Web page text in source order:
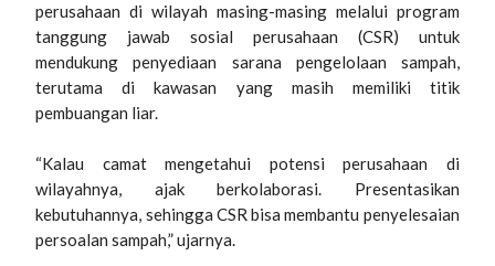
perusahaan di wilayah masing-masing melalui program
tanggung jawab sosial perusahaan (CSR) untuk
mendukung penyediaan sarana pengelolaan sampah,
terutama di kawasan yang masih memiliki titik
pembuangan liar.
“Kalau camat mengetahui potensi perusahaan di
wilayahnya, ajak berkolaborasi. Presentasikan
kebutuhannya, sehingga CSR bisa membantu penyelesaian
persoalan sampah,” ujarnya.